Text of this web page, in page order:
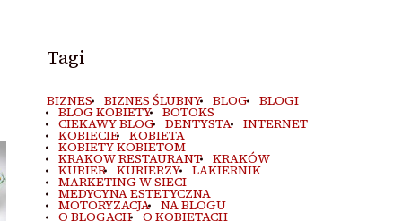
Tagi
BIZNES BIZNES ŚLUBNY BLOG BLOGI
BLOG KOBIETY BOTOKS
CIEKAWY BLOG DENTYSTA INTERNET
KOBIECIE KOBIETA
KOBIETY KOBIETOM
KRAKOW RESTAURANT KRAKÓW
KURIER KURIERZY LAKIERNIK
MARKETING W SIECI
MEDYCYNA ESTETYCZNA
MOTORYZACJA NA BLOGU
O BLOGACH O KOBIETACH